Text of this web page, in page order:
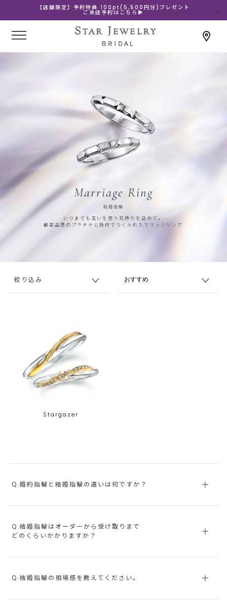
【店舗限定】予約特典 100pt(5,500円分)プレゼント
ご来店予約はこちら▶
Marriage Ring
結婚指輪
いつまでも互いを想う気持ちを込めて。
最高品質のプラチナと技術でつくられたマリッジリング
絞り込み
Stargazer
Q.婚約指輪と結婚指輪の違いは何ですか？
Q.結婚指輪はオーダーから受け取りまで
どのくらいかかりますか？
Q.結婚指輪の相場感を教えてください。